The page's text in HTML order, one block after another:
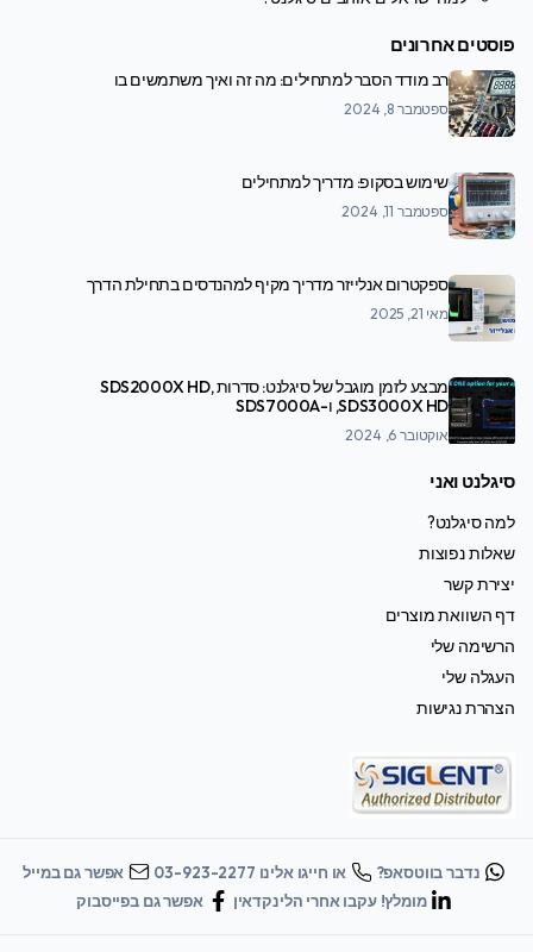
פוסטים אחרונים
רב מודד הסבר למתחילים: מה זה ואיך משתמשים בו
ספטמבר 8, 2024
שימוש בסקופ: מדריך למתחילים
ספטמבר 11, 2024
ספקטרום אנלייזר מדריך מקיף למהנדסים בתחילת הדרך
מאי 21, 2025
מבצע לזמן מוגבל של סיגלנט: סדרות SDS2000X HD,
SDS3000X HD, ו-SDS7000A
אוקטובר 6, 2024
סיגלנט ואני
למה סיגלנט?
שאלות נפוצות
יצירת קשר
דף השוואת מוצרים
הרשימה שלי
העגלה שלי
הצהרת נגישות
נדבר בווטסאפ? או חייגו אלינו 03-923-2277
אפשר גם במייל
מומלץ! עקבו אחרי הלינקדאין
אפשר גם בפייסבוק